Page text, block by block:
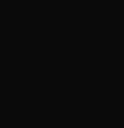
знают, что такое езда по
и поэтому стараются
При выборе автопроставок